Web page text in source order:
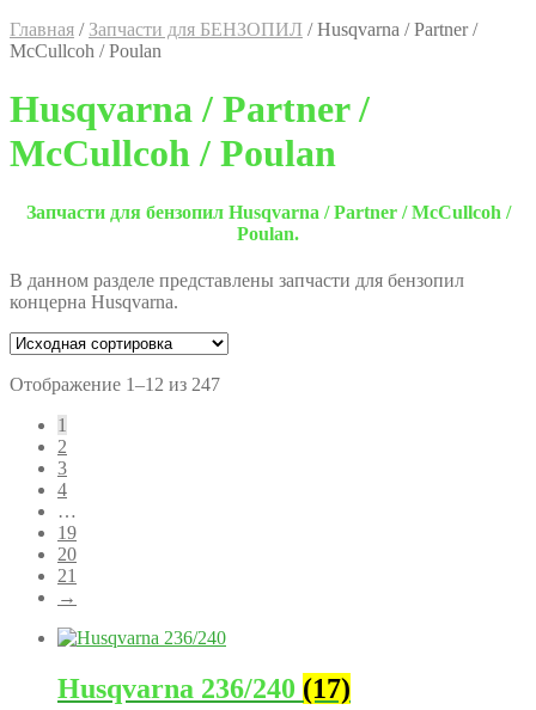
Главная / Запчасти для БЕНЗОПИЛ /Husqvarna / Partner /
McCullcoh / Poulan
Husqvarna / Partner /
McCullcoh / Poulan
Запчасти для бензопил Husqvarna / Partner / McCullcoh /
Poulan.
В данном разделе представлены запчасти для бензопил
концерна Husqvarna.
Отображение 1–12 из 247
1
2
3
4
…
19
20
21
→
Husqvarna 236/240 (17)